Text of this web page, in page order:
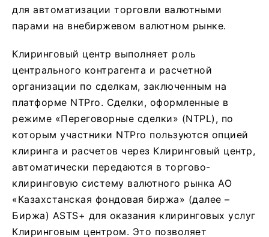
для автоматизации торговли валютными
парами на внебиржевом валютном рынке.
Клиринговый центр выполняет роль
центрального контрагента и расчетной
организации по сделкам, заключенным на
платформе NTPro. Сделки, оформленные в
режиме «Переговорные сделки» (NTPL), по
которым участники NTPro пользуются опцией
клиринга и расчетов через Клиринговый центр,
автоматически передаются в торгово-
клиринговую систему валютного рынка АО
«Казахстанская фондовая биржа» (далее –
Биржа) ASTS+ для оказания клиринговых услуг
Клиринговым центром. Это позволяет